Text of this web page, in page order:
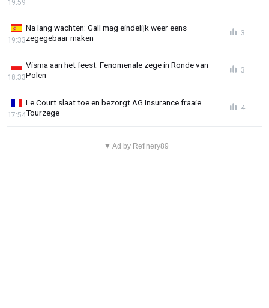
19:59
Na lang wachten: Gall mag eindelijk weer eens
zegegebaar maken
19:33
3
Visma aan het feest: Fenomenale zege in Ronde van
Polen
18:33
3
Le Court slaat toe en bezorgt AG Insurance fraaie
Tourzege
17:54
4
▼ Ad by Refinery89